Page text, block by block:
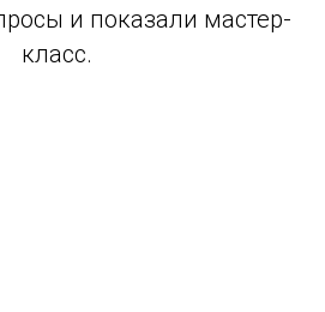
и показали мастер-
класс.